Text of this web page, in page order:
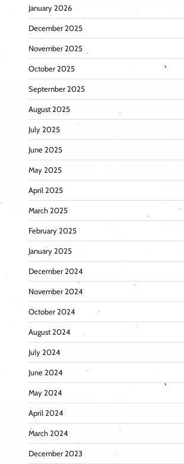
January 2026
December 2025
November 2025
October 2025
September 2025
August 2025
July 2025
June 2025
May 2025
April 2025
March 2025
February 2025
January 2025
December 2024
November 2024
October 2024
August 2024
July 2024
June 2024
May 2024
April 2024
March 2024
December 2023